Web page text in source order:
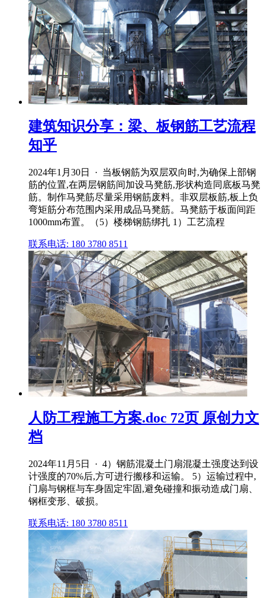
建筑知识分享：梁、板钢筋工艺流程
知乎
2024年1月30日 · 当板钢筋为双层双向时,为确保上部钢
筋的位置,在两层钢筋间加设马凳筋,形状构造同底板马凳
筋。制作马凳筋尽量采用钢筋废料。非双层板筋,板上负
弯矩筋分布范围内采用成品马凳筋。马凳筋于板面间距
1000mm布置。（5）楼梯钢筋绑扎 1）工艺流程
联系电话: 180 3780 8511
人防工程施工方案.doc 72页 原创力文
档
2024年11月5日 · 4）钢筋混凝土门扇混凝土强度达到设
计强度的70%后,方可进行搬移和运输。 5）运输过程中,
门扇与钢框与车身固定牢固,避免碰撞和振动造成门扇、
钢框变形、破损。
联系电话: 180 3780 8511